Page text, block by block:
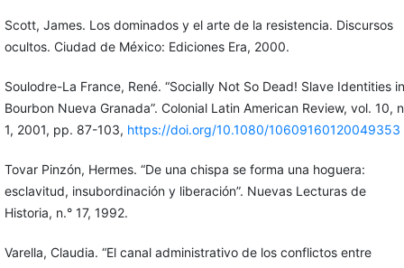
Scott, James. Los dominados y el arte de la resistencia. Discursos
ocultos. Ciudad de México: Ediciones Era, 2000.
Soulodre-La France, René. “Socially Not So Dead! Slave Identities in
Bourbon Nueva Granada”. Colonial Latin American Review, vol. 10,
1, 2001, pp. 87-103, https://doi.org/10.1080/10609160120049353
Tovar Pinzón, Hermes. “De una chispa se forma una hoguera:
esclavitud, insubordinación y liberación”. Nuevas Lecturas de
Historia, n.° 17, 1992.
Varella, Claudia. “El canal administrativo de los conflictos entre